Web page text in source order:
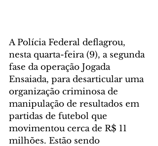
A Polícia Federal deflagrou,
nesta quarta-feira (9), a segunda
fase da operação Jogada
Ensaiada, para desarticular uma
organização criminosa de
manipulação de resultados em
partidas de futebol que
movimentou cerca de R$ 11
milhões. Estão sendo